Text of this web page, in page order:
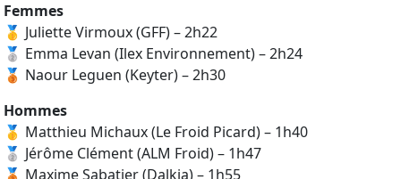
Femmes
🥇 Juliette Virmoux (GFF) – 2h22
🥈 Emma Levan (Ilex Environnement) – 2h24
🥉 Naour Leguen (Keyter) – 2h30
Hommes
🥇 Matthieu Michaux (Le Froid Picard) – 1h40
🥈 Jérôme Clément (ALM Froid) – 1h47
🥉 Maxime Sabatier (Dalkia) – 1h55